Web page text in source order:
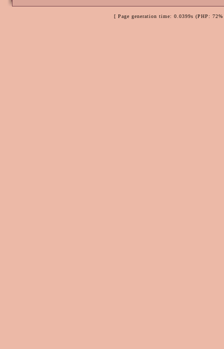
[ Page generation time: 0.0399s (PHP: